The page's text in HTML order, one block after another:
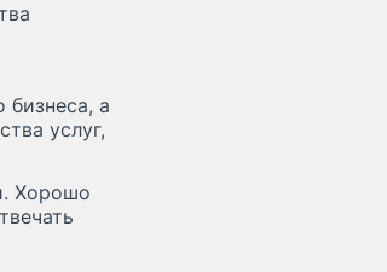
бизнеса, а
услуг,
Хорошо